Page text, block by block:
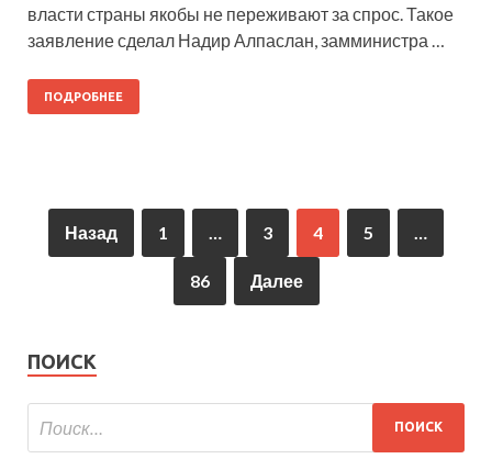
власти страны якобы не переживают за спрос. Такое
заявление сделал Надир Алпаслан, замминистра …
ПОДРОБНЕЕ
Назад 1 3 4 5
86 Далее
ПОИСК